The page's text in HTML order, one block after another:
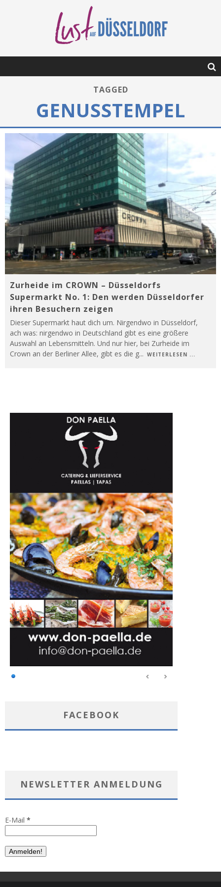
TAGGED
GENUSSTEMPEL
Zurheide im CROWN – Düsseldorfs
Supermarkt No. 1: Den werden Düsseldorfer
ihren Besuchern zeigen
Dieser Supermarkt haut dich um. Nirgendwo in Düsseldorf,
ach was: nirgendwo in Deutschland gibt es eine größere
Auswahl an Lebensmitteln. Und nur hier, bei Zurheide im
Crown an der Berliner Allee, gibt es die g... WEITERLESEN ...
FACEBOOK
NEWSLETTER ANMELDUNG
E-Mail *